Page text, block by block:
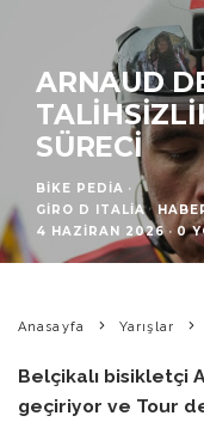
ARNAUD
SÜRECI
BIKE PEDIA ·
GIRO D ITALIA
4 HAZIRAN 2026 · 0
Anasayfa Yarışlar
Belçikalı bisikletçi
geçiriyor ve Tour